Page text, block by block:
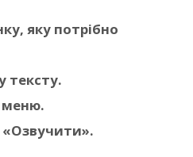
яку потрібно
тексту.
меню.
«Озвучити».